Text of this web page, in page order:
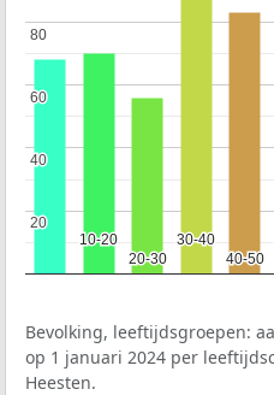
10-20
10-20
20-30
20-30
30-40
30-40
40-50
40-50
20
20
40
40
60
60
80
80
Bevolking, leeftijdsgroepen:
op 1 januari 2024 per
Heesten.